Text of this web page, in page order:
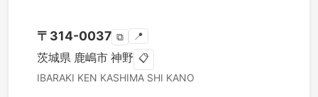
〒 314-0037 ⧉ 📍
茨城県 鹿嶋市 神野 📋
IBARAKI KEN KASHIMA SHI KANO